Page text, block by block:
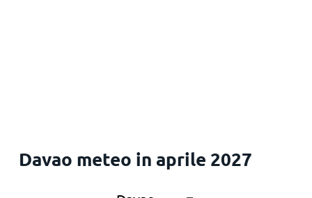
Davao meteo in aprile 2027